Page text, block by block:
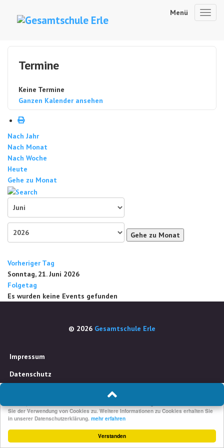
Verstanden
Um unsere Webseite für Sie optimal zu gestalten und fortlaufend verbessern zu
Sie der Verwendung von Cookies zu. Weitere Informationen zu Cookies erhalten Sie
in unserer Datenschutzerklärung. mehr erfahren
Menü
Termine
Keine Termine
Ganzen Kalender ansehen
Nach Jahr
Nach Monat
Nach Woche
Heute
Gehe zu Monat
Gehe zu Monat
Vorheriger Tag
Sonntag, 21. Juni 2026
Folgetag
Es wurden keine Events gefunden
© 2026 Gesamtschule Erle
Impressum
Datenschutz